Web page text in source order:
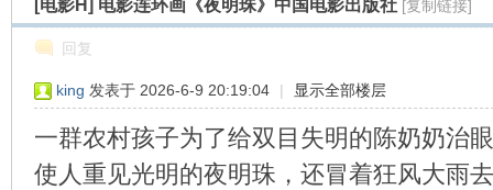
» › › ›
[电影H] 电影连环画《夜明珠》中国电影出版社 [复制链接]
回复
king 发表于 2026-6-9 20:19:04 | 显示全部楼层
一群农村孩子为了给双目失明的陈奶奶治
使人重见光明的夜明珠，还冒着狂风大雨